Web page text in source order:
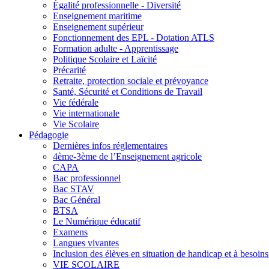
Égalité professionnelle - Diversité
Enseignement maritime
Enseignement supérieur
Fonctionnement des EPL - Dotation ATLS
Formation adulte - Apprentissage
Politique Scolaire et Laïcité
Précarité
Retraite, protection sociale et prévoyance
Santé, Sécurité et Conditions de Travail
Vie fédérale
Vie internationale
Vie Scolaire
Pédagogie
Dernières infos réglementaires
4ème-3ème de l’Enseignement agricole
CAPA
Bac professionnel
Bac STAV
Bac Général
BTSA
Le Numérique éducatif
Examens
Langues vivantes
Inclusion des élèves en situation de handicap et à
VIE SCOLAIRE